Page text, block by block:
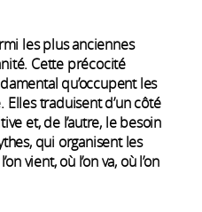
les plus anciennes
Cette précocité
qu’occupent les
traduisent d’un côté
et, de l’autre, le besoin
qui organisent les
vient, où l’on va, où l’on